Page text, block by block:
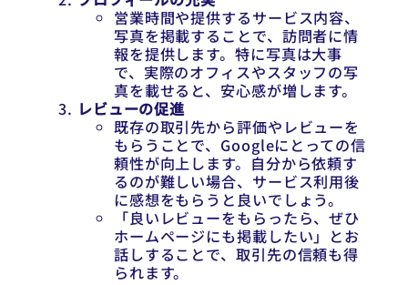
営業時間や提供するサービス内容、
写真を掲載することで、訪問者に情
報を提供します。特に写真は大事
で、実際のオフィスやスタッフの写
真を載せると、安心感が増します。
レビューの促進
既存の取引先から評価やレビューを
もらうことで、Googleにとっての信
頼性が向上します。自分から依頼す
るのが難しい場合、サービス利用後
に感想をもらうと良いでしょう。
「良いレビューをもらったら、ぜひ
ホームページにも掲載したい」とお
話しすることで、取引先の信頼も得
られます。